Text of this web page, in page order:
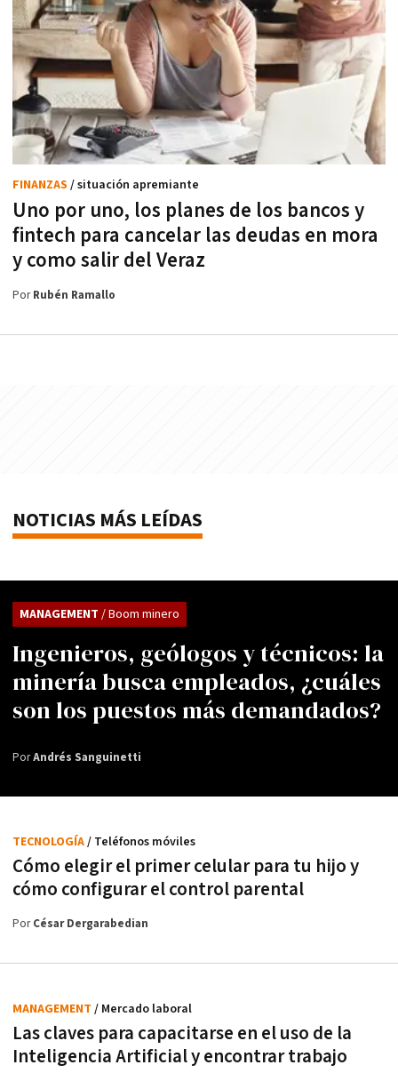
Uno por uno, los planes de los bancos y
fintech para cancelar las deudas en mora
y como salir del Veraz
FINANZAS / situación apremiante
PorRubén Ramallo
NOTICIAS MÁS LEÍDAS
Ingenieros, geólogos y técnicos: la
minería busca empleados, ¿cuáles
son los puestos más demandados?
MANAGEMENT / Boom minero
PorAndrés Sanguinetti
Cómo elegir el primer celular para tu hijo y
cómo configurar el control parental
TECNOLOGÍA/ Teléfonos móviles
PorCésar Dergarabedian
Las claves para capacitarse en el uso de la
Inteligencia Artificial y encontrar trabajo
MANAGEMENT / Mercado laboral